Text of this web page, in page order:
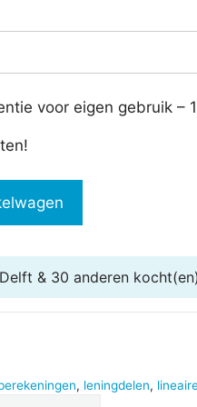
voor eigen gebruik –
& 30 anderen
, leningdelen,